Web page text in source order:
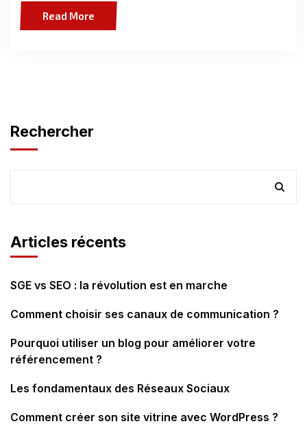
Read More
Rechercher
Articles récents
SGE vs SEO : la révolution est en marche
Comment choisir ses canaux de communication ?
Pourquoi utiliser un blog pour améliorer votre
référencement ?
Les fondamentaux des Réseaux Sociaux
Comment créer son site vitrine avec WordPress ?